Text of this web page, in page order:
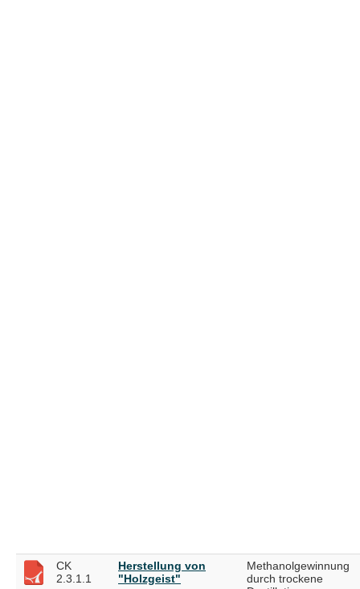
CK
2.3.1.1
Herstellung von
"Holzgeist"
Methanolgewinnung
durch trockene